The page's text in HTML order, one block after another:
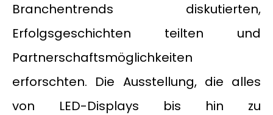
Branchentrends diskutierten,
Erfolgsgeschichten teilten und
Partnerschaftsmöglichkeiten
erforschten. Die Ausstellung, die alles
von LED-Displays bis hin zu